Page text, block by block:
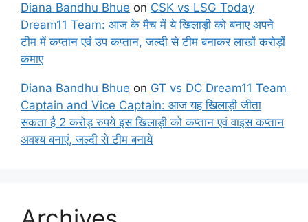
Diana Bandhu Bhue on CSK vs LSG Today
Dream11 Team: आज के मैच में ये खिलाड़ी को बनाए अपने
टीम में कप्तान एवं उप कप्तान, जल्दी से टीम बनाकर लाखों करोड़ों
कमाए
Diana Bandhu Bhue on GT vs DC Dream11 Team
Captain and Vice Captain: आज यह खिलाड़ी जीता
सकता है 2 करोड़ रुपये इस खिलाड़ी को कप्तान एवं वाइस कप्तान
अवश्य बनाएं, जल्दी से टीम बनाये